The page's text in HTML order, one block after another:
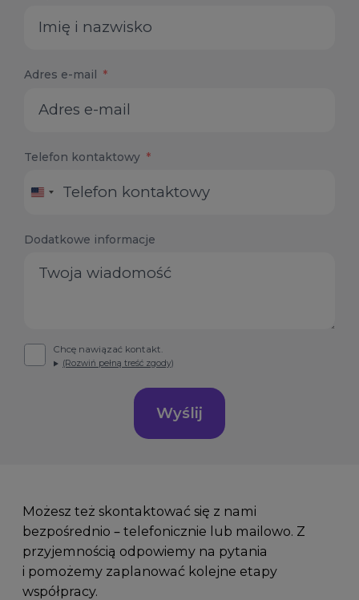
Możesz też skontaktować się z nami
bezpośrednio – telefonicznie lub mailowo. Z
przyjemnością odpowiemy na pytania
i pomożemy zaplanować kolejne etapy
współpracy.
Adres e-mail
Telefon kontaktowy
United
+1
Dodatkowe informacje
Chcę nawiązać kontakt.
(Rozwiń pełną treść zgody)
Wyślij